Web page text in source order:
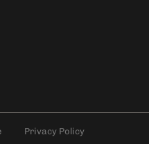
Privacy Policy